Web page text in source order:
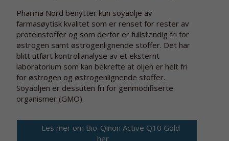
Pharma Nord benytter kun soyaolje av
farmasøytisk kvalitet som er renset for rester av
proteinstoffer og som derfor er fullstendig fri for
østrogen samt østrogenlignende stoffer. Det har
blitt utført kontrollanalyse av et eksternt
laboratorium som kan bekrefte at oljen er helt fri
for østrogen og østrogenlignende stoffer.
Soyaoljen er dessuten fri for genmodifiserte
organismer (GMO).
Les mer om Bio-Qinon Active Q10 Gold
her